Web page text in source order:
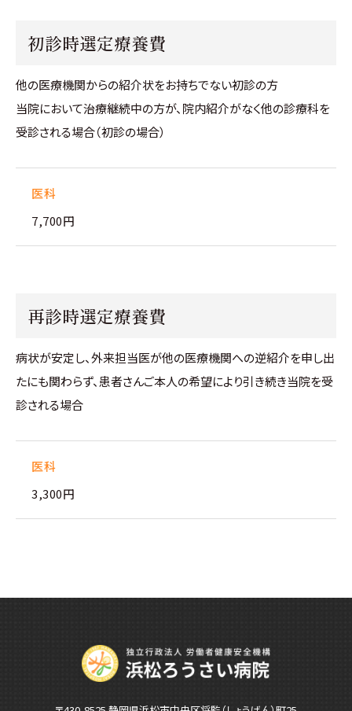
初診時選定療養費
他の医療機関からの紹介状をお持ちでない初診の方
当院において治療継続中の方が、院内紹介がなく他の診療科を
受診される場合（初診の場合）
医科
7,700円
再診時選定療養費
病状が安定し、外来担当医が他の医療機関への逆紹介を申し出
たにも関わらず、患者さんご本人の希望により引き続き当院を受
診される場合
医科
3,300円